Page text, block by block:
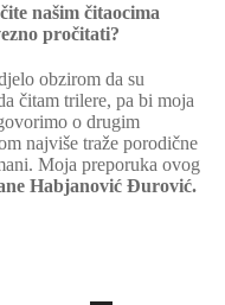
našim čitaocima
pročitati?
obzirom da su
čitam trilere, pa bi moja
o drugim
najviše traže porodične
Moja preporuka ovog
Habjanović Đurović.